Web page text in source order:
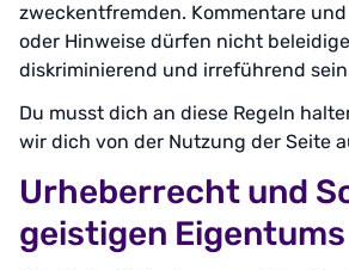
zweckentfremden. Kommentare
oder Hinweise dürfen nicht
diskriminierend und irreführend
Du musst dich an diese Regeln
wir dich von der Nutzung der Seite
Urheberrecht und
geistigen Eigentums